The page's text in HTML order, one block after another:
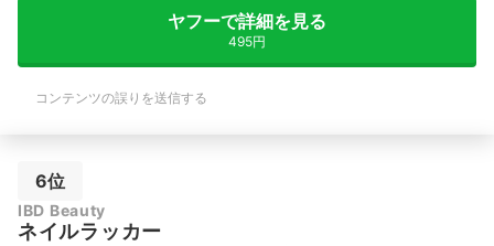
ヤフーで詳細を見る
495円
コンテンツの誤りを送信する
6位
IBD Beauty
ネイルラッカー